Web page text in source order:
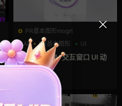
PR基本图形mogrt
AI
PR基本图形 UI
Pr模板 7款 AI 交互窗口 UI 动
效设计
2026-01-11